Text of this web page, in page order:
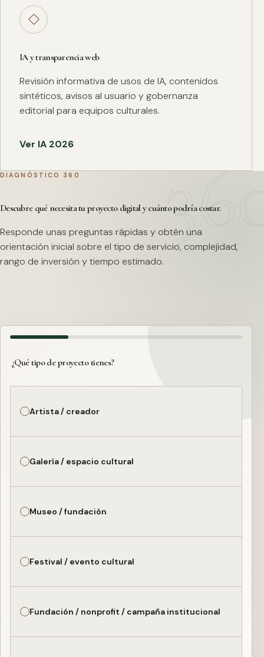
◇
IA y transparencia web
Revisión informativa de usos de IA, contenidos
sintéticos, avisos al usuario y gobernanza
editorial para equipos culturales.
Ver IA 2026
DIAGNÓSTICO 360
Descubre qué necesita tu proyecto digital y cuánto podría costar.
Responde unas preguntas rápidas y obtén una
orientación inicial sobre el tipo de servicio, complejidad,
rango de inversión y tiempo estimado.
¿Qué tipo de proyecto tienes?
Artista / creador
Galería / espacio cultural
Museo / fundación
Festival / evento cultural
Fundación / nonprofit / campaña institucional